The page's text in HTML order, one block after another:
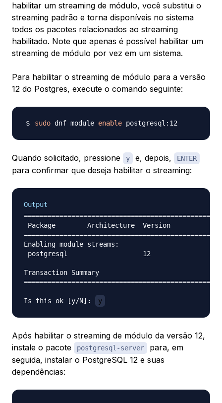
habilitar um streaming de módulo, você substitui o
streaming padrão e torna disponíveis no sistema
todos os pacotes relacionados ao streaming
habilitado. Note que apenas é possível habilitar um
streaming de módulo por vez em um sistema.
Para habilitar o streaming de módulo para a versão
12 do Postgres, execute o comando seguinte:
sudo dnf module enable
Quando solicitado, pressione y e, depois, ENTER
para confirmar que deseja habilitar o streaming:
Output
Package        Architecture  Version
Enabling module streams:
postgresql
Transaction Summary
Is this ok [y/N]: y
Após habilitar o streaming de módulo da versão 12,
instale o pacote
postgresql-server
para, em
seguida, instalar o PostgreSQL 12 e suas
dependências: